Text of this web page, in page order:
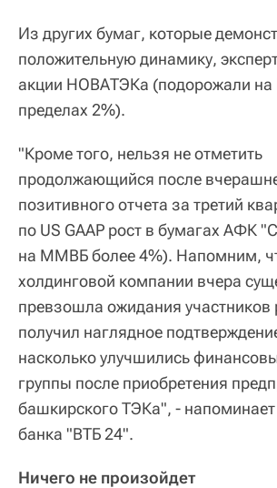
Из других бумаг, которые
положительную динамику,
акции НОВАТЭКа (подорожали
пределах 2%).
"Кроме того, нельзя не отметить
продолжающийся после
позитивного отчета за третий
по US GAAP рост в бумагах АФК
на ММВБ более 4%). Напомним,
холдинговой компании вчера
превзошла ожидания
получил наглядное
насколько улучшились
группы после приобретения
башкирского ТЭКа", -
банка "ВТБ 24".
Ничего не произойдет